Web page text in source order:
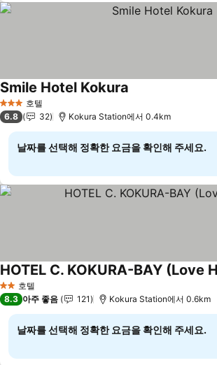
3 성급 호텔
Smile Hotel Kokura
6.8 32 Kokura Station에서 0.4km
날짜를 선택해 정확한 요금을 확인해 주세요.
2 성급호텔
HOTEL C. KOKURA-BAY (Love
8.3 아주 좋음 121 Kokura Station에서 0.6km
날짜를 선택해 정확한 요금을 확인해 주세요.